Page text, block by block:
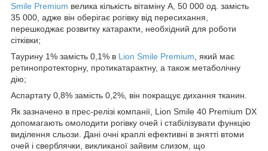
Smile Premium велика кількість вітаміну А, 50 000 од. замість
35 000, адже він оберігає рогівку від пересихання,
перешкоджає розвитку катаракти, необхідний для роботи
сітківки;
Таурину 1% замість 0,1% в Lion Smile Premium , який має
ретинопротекторну, протикатарактну, а також метаболічну
дію;
Аспартату 0,8% замість 0,2%, він покращує дихання тканин.
Як зазначено в прес-релізі компанії, Lion Smile 40 Premium DX
допомагають омолодити рогівку очей і стабілізувати функцію
виділення сльози. Дані очні краплі ефективні в знятті втоми
очей і сверблячки, викликаної зайвим слизом, що